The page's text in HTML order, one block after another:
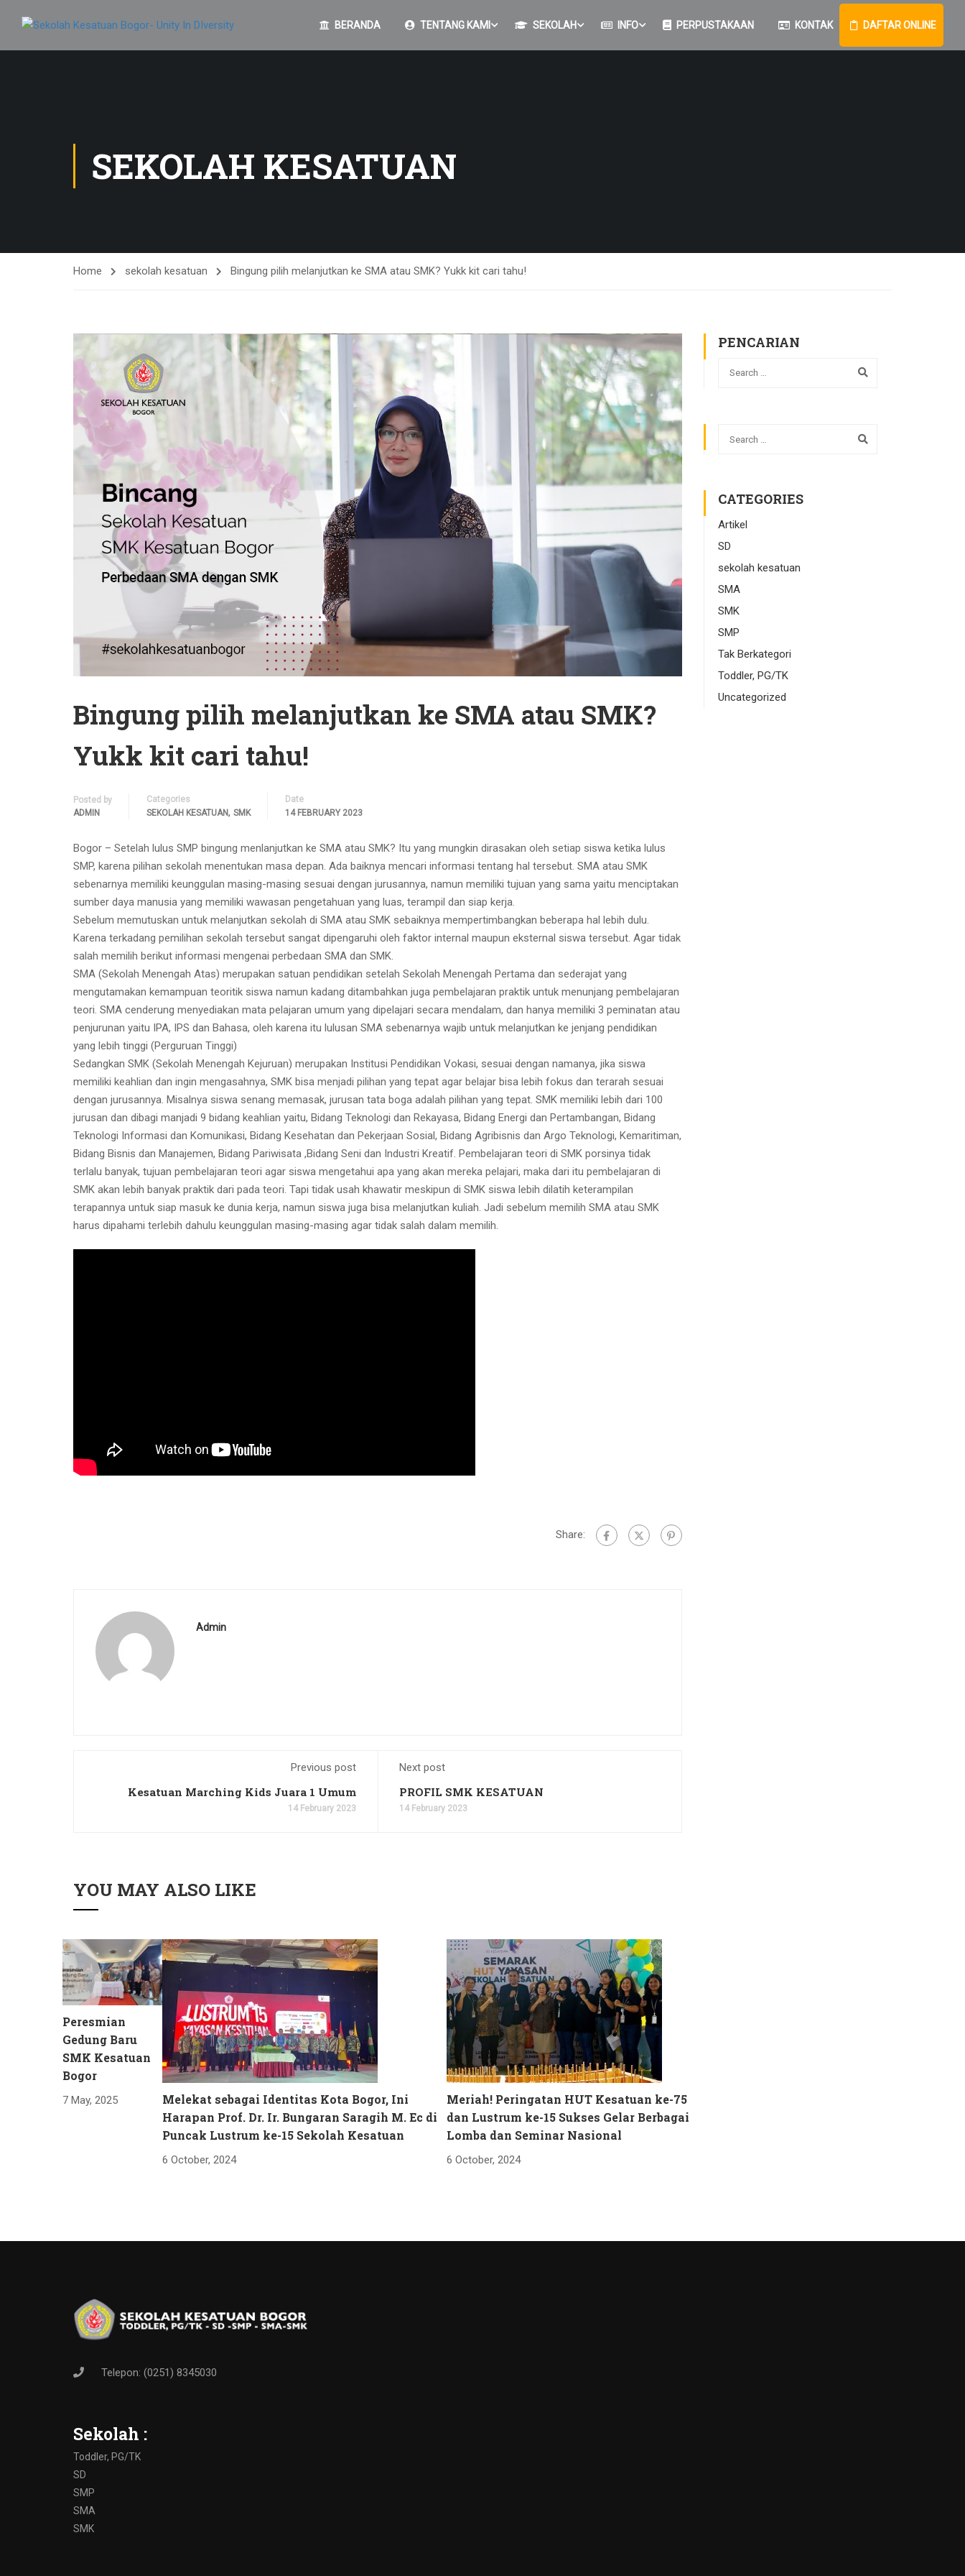
BERANDA TENTANG KAMI SEKOLAH INFO PERPUSTAKAAN KONTAK DAFTAR ONLINE
SEKOLAH KESATUAN
Home sekolah kesatuan Bingung pilih melanjutkan ke SMA atau SMK? Yukk kit cari tahu!
Bingung pilih melanjutkan ke SMA atau SMK?
Yukk kit cari tahu!
Posted by
ADMIN
Categories
SEKOLAH KESATUAN, SMK
Date
14 FEBRUARY 2023
Bogor – Setelah lulus SMP bingung menlanjutkan ke SMA atau SMK? Itu yang mungkin dirasakan oleh setiap siswa ketika lulus
SMP, karena pilihan sekolah menentukan masa depan. Ada baiknya mencari informasi tentang hal tersebut. SMA atau SMK
sebenarnya memiliki keunggulan masing-masing sesuai dengan jurusannya, namun memiliki tujuan yang sama yaitu menciptakan
sumber daya manusia yang memiliki wawasan pengetahuan yang luas, terampil dan siap kerja.
Sebelum memutuskan untuk melanjutkan sekolah di SMA atau SMK sebaiknya mempertimbangkan beberapa hal lebih dulu.
Karena terkadang pemilihan sekolah tersebut sangat dipengaruhi oleh faktor internal maupun eksternal siswa tersebut. Agar tidak
salah memilih berikut informasi mengenai perbedaan SMA dan SMK.
SMA (Sekolah Menengah Atas) merupakan satuan pendidikan setelah Sekolah Menengah Pertama dan sederajat yang
mengutamakan kemampuan teoritik siswa namun kadang ditambahkan juga pembelajaran praktik untuk menunjang pembelajaran
teori. SMA cenderung menyediakan mata pelajaran umum yang dipelajari secara mendalam, dan hanya memiliki 3 peminatan atau
penjurunan yaitu IPA, IPS dan Bahasa, oleh karena itu lulusan SMA sebenarnya wajib untuk melanjutkan ke jenjang pendidikan
yang lebih tinggi (Perguruan Tinggi)
Sedangkan SMK (Sekolah Menengah Kejuruan) merupakan Institusi Pendidikan Vokasi, sesuai dengan namanya, jika siswa
memiliki keahlian dan ingin mengasahnya, SMK bisa menjadi pilihan yang tepat agar belajar bisa lebih fokus dan terarah sesuai
dengan jurusannya. Misalnya siswa senang memasak, jurusan tata boga adalah pilihan yang tepat. SMK memiliki lebih dari 100
jurusan dan dibagi manjadi 9 bidang keahlian yaitu, Bidang Teknologi dan Rekayasa, Bidang Energi dan Pertambangan, Bidang
Teknologi Informasi dan Komunikasi, Bidang Kesehatan dan Pekerjaan Sosial, Bidang Agribisnis dan Argo Teknologi, Kemaritiman,
Bidang Bisnis dan Manajemen, Bidang Pariwisata ,Bidang Seni dan Industri Kreatif. Pembelajaran teori di SMK porsinya tidak
terlalu banyak, tujuan pembelajaran teori agar siswa mengetahui apa yang akan mereka pelajari, maka dari itu pembelajaran di
SMK akan lebih banyak praktik dari pada teori. Tapi tidak usah khawatir meskipun di SMK siswa lebih dilatih keterampilan
terapannya untuk siap masuk ke dunia kerja, namun siswa juga bisa melanjutkan kuliah. Jadi sebelum memilih SMA atau SMK
harus dipahami terlebih dahulu keunggulan masing-masing agar tidak salah dalam memilih.
Share:
Admin
Previous post
Kesatuan Marching Kids Juara 1 Umum
14 February 2023
Next post
PROFIL SMK KESATUAN
14 February 2023
YOU MAY ALSO LIKE
Peresmian
Gedung Baru
SMK Kesatuan
Bogor
7 May, 2025
Melekat sebagai Identitas Kota Bogor, Ini
Harapan Prof. Dr. Ir. Bungaran Saragih M. Ec di
Puncak Lustrum ke-15 Sekolah Kesatuan
6 October, 2024
Meriah! Peringatan HUT Kesatuan ke-75
dan Lustrum ke-15 Sukses Gelar Berbagai
Lomba dan Seminar Nasional
6 October, 2024
PENCARIAN
CATEGORIES
Artikel
SD
sekolah kesatuan
SMA
SMK
SMP
Tak Berkategori
Toddler, PG/TK
Uncategorized
Telepon: (0251) 8345030
Sekolah :
Toddler, PG/TK
SD
SMP
SMA
SMK